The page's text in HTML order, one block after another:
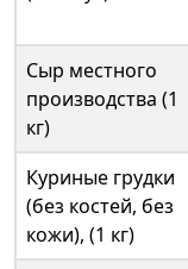
Сыр местного
производства (1
кг)
Куриные грудки
(без костей, без
кожи), (1 кг)